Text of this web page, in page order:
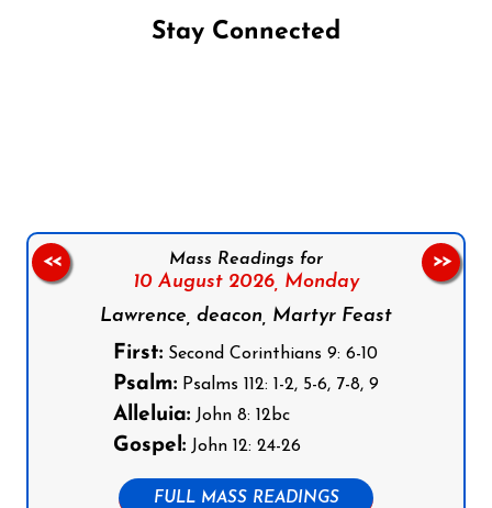
Stay Connected
Mass Readings for
10 August 2026, Monday
Lawrence, deacon, Martyr Feast
First: Second Corinthians 9: 6-10
Psalm: Psalms 112: 1-2, 5-6, 7-8, 9
Alleluia: John 8: 12bc
Gospel: John 12: 24-26
FULL MASS READINGS
<< >>